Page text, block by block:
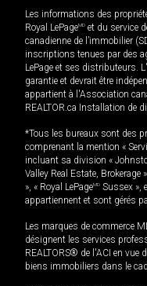
Les informations des
Royal LePageMD et du service
canadienne de l’immobilier
inscriptions tenues par des
LePage et ses distributeurs.
garantie et devrait être
appartient à l'Association
REALTOR.ca Installation de
*Tous les bureaux sont des
comprenant la mention «
incluant sa division «
Valley Real Estate, Brokerage
», « Royal LePageMD Sussex »,
appartiennent et sont gérés
Les marques de commerce
désignent les services
REALTORS® de l'ACI en vue
biens immobiliers dans le